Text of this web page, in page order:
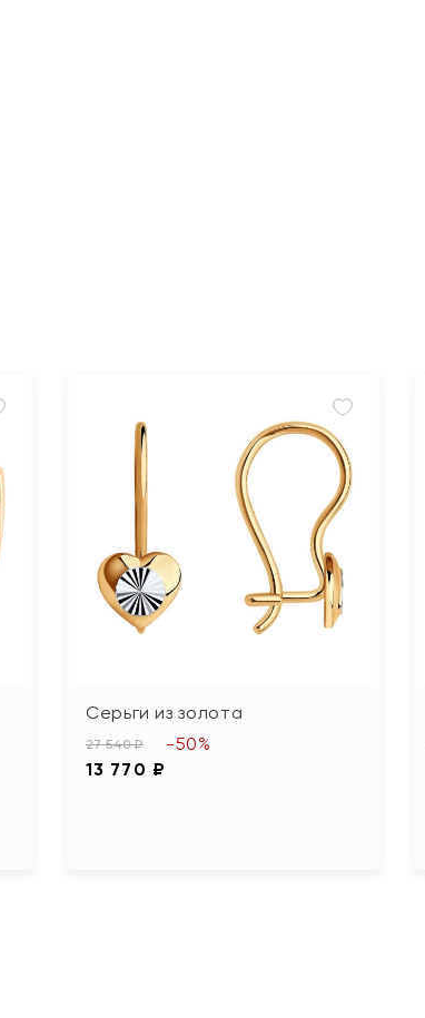
Серьги из золота
27 540 ₽
13 770 ₽
-50%